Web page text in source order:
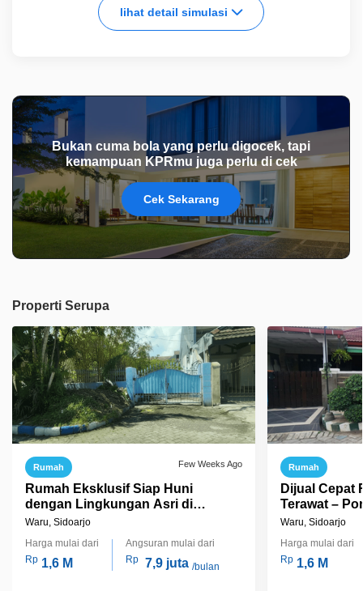
lihat detail simulasi
Bukan cuma bola yang perlu digocek, tapi
kemampuan KPRmu juga perlu di cek
Cek Sekarang
Properti Serupa
Rumah Few Weeks Ago
Rumah Eksklusif Siap Huni
dengan Lingkungan Asri di
Pondok Tjandra, Sidoarjo! Jual
Waru, Sidoarjo
Harga mulai dari
Rp 1,6 M
Angsuran mulai dari
Rp 7,9 juta /bulan
Rumah
Dijual Cepat
Terawat –
Kompleks
Waru, Sidoarjo
Harga mulai dari
Rp 1,6 M